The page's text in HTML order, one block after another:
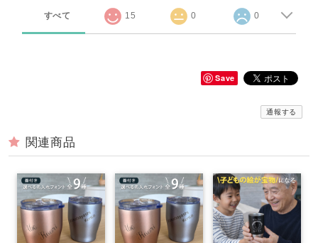
すべて 15 0 0
Save
通報する
関連商品